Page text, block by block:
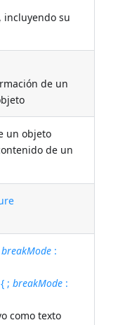
incluyendo su
de un
un objeto
de un
breakMode :
{ ;breakMode :
como texto